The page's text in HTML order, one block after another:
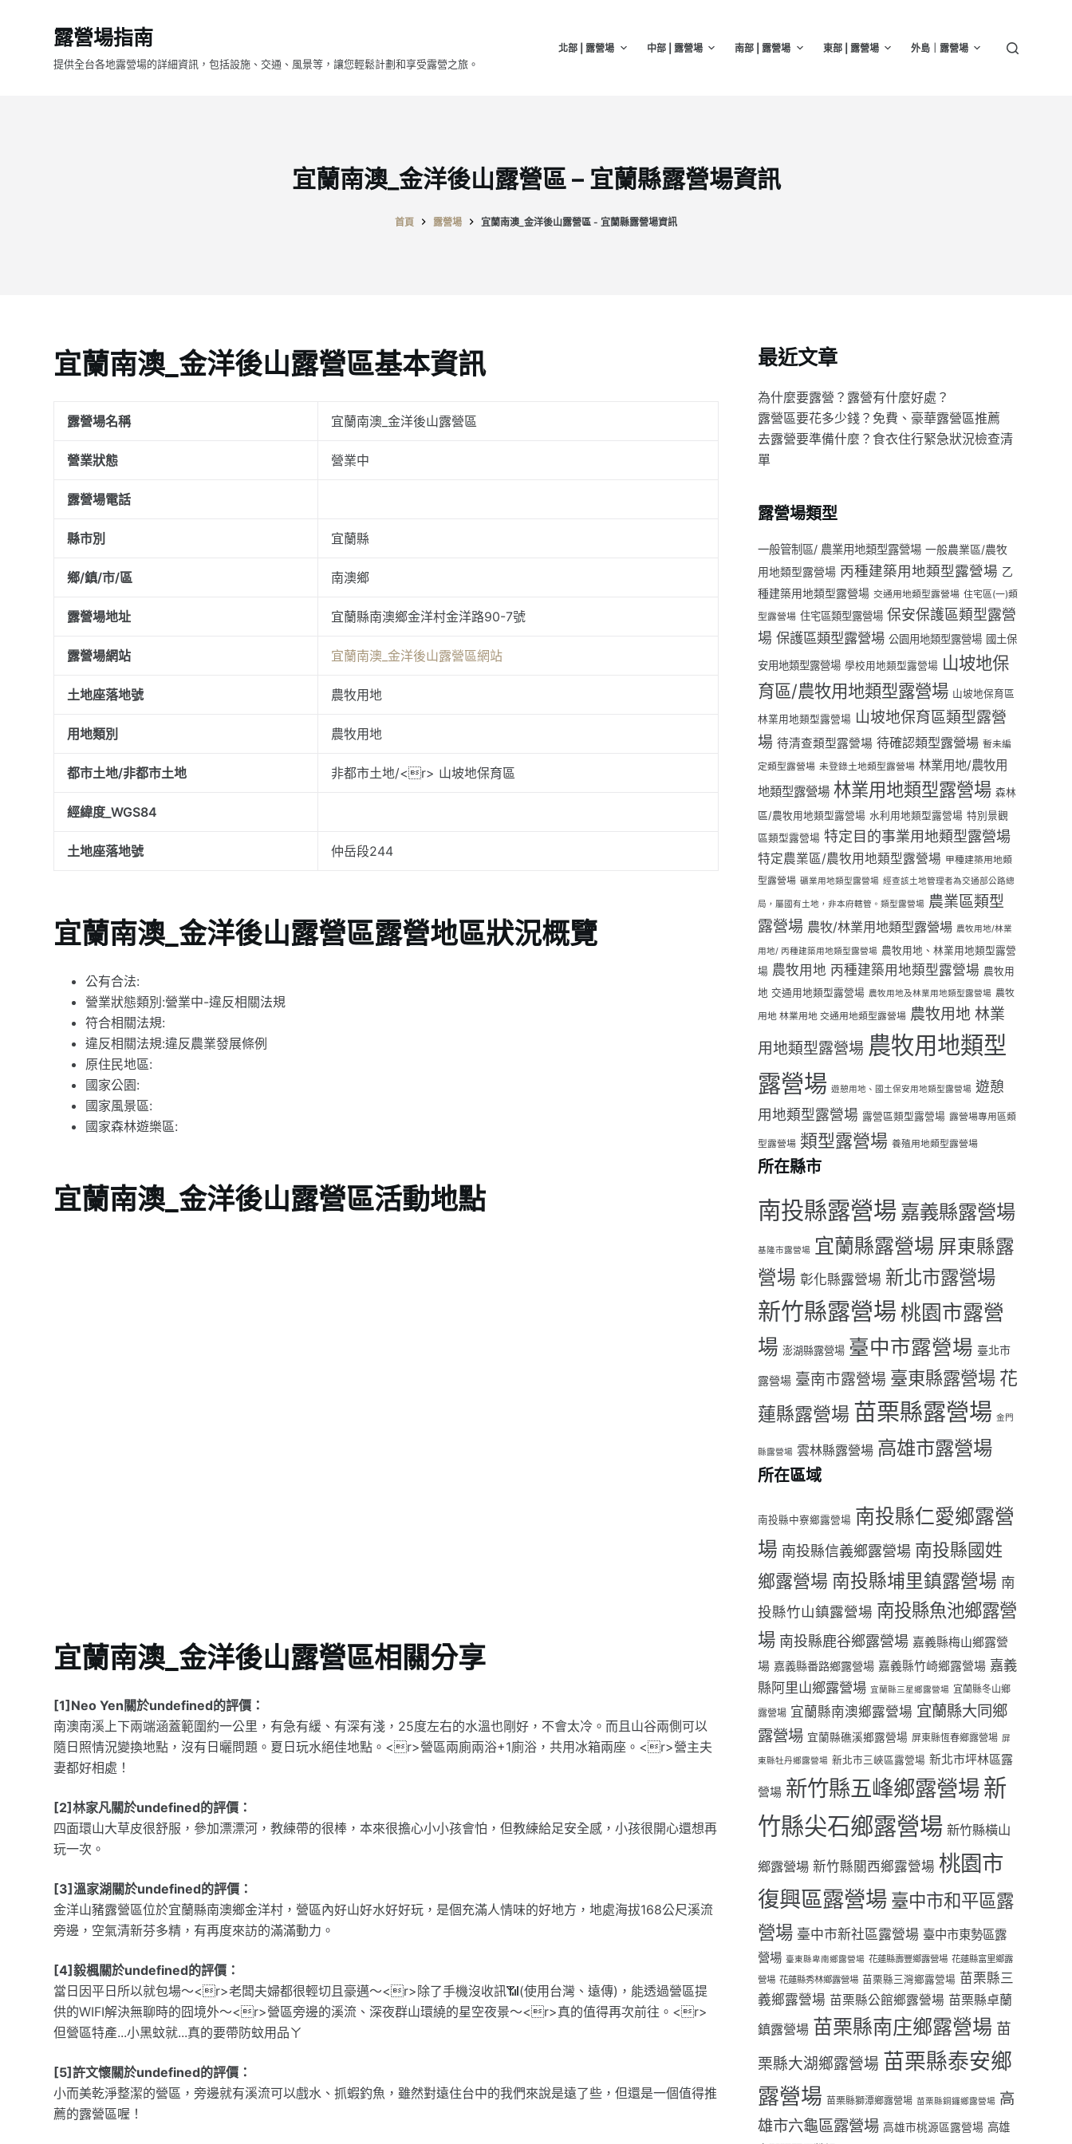
露營場指南
提供全台各地露營場的詳細資訊，包括設施、交通、風景等，讓您輕鬆計劃和享受露營之旅。
北部 | 露營場 中部 | 露營場 南部 | 露營場 東部 | 露營場 外島｜露營場
宜蘭南澳_金洋後山露營區 – 宜蘭縣露營場資訊
首頁 露營場 宜蘭南澳_金洋後山露營區 - 宜蘭縣露營場資訊
宜蘭南澳_金洋後山露營區基本資訊
露營場名稱 宜蘭南澳_金洋後山露營區
營業狀態 營業中
露營場電話
縣市別 宜蘭縣
鄉/鎮/市/區 南澳鄉
露營場地址 宜蘭縣南澳鄉金洋村金洋路90-7號
露營場網站 宜蘭南澳_金洋後山露營區網站
土地座落地號 農牧用地
用地類別 農牧用地
都市土地/非都市土地 非都市土地/<r> 山坡地保育區
經緯度_WGS84
土地座落地號 仲岳段244
宜蘭南澳_金洋後山露營區露營地區狀況概覽
公有合法:
營業狀態類別:營業中-違反相關法規
符合相關法規:
違反相關法規:違反農業發展條例
原住民地區:
國家公園:
國家風景區:
國家森林遊樂區:
宜蘭南澳_金洋後山露營區活動地點
宜蘭南澳_金洋後山露營區相關分享
[1]Neo Yen關於undefined的評價：
南澳南溪上下兩端涵蓋範圍約一公里，有急有緩、有深有淺，25度左右的水溫也剛好，不會太冷。而且山谷兩側可以
隨日照情況變換地點，沒有日曬問題。夏日玩水絕佳地點。<r>營區兩廁兩浴+1廁浴，共用冰箱兩座。<r>營主夫
妻都好相處！
[2]林家凡關於undefined的評價：
四面環山大草皮很舒服，參加漂漂河，教練帶的很棒，本來很擔心小小孩會怕，但教練給足安全感，小孩很開心還想再
玩一次。
[3]溫家湖關於undefined的評價：
金洋山豬露營區位於宜蘭縣南澳鄉金洋村，營區內好山好水好好玩，是個充滿人情味的好地方，地處海拔168公尺溪流
旁邊，空氣清新芬多精，有再度來訪的滿滿動力。
[4]毅楓關於undefined的評價：
當日因平日所以就包場～<r>老闆夫婦都很輕切且豪邁～<r>除了手機沒收訊📶(使用台灣、遠傳)，能透過營區提
供的WIFI解決無聊時的囧境外～<r>營區旁邊的溪流、深夜群山環繞的星空夜景～<r>真的值得再次前往。<r>
但營區特產...小黑蚊就...真的要帶防蚊用品ㄚ
[5]許文懷關於undefined的評價：
小而美乾淨整潔的營區，旁邊就有溪流可以戲水、抓蝦釣魚，雖然對遠住台中的我們來說是遠了些，但還是一個值得推
薦的露營區喔！
最近文章
為什麼要露營？露營有什麼好處？
露營區要花多少錢？免費、豪華露營區推薦
去露營要準備什麼？食衣住行緊急狀況檢查清
單
露營場類型
一般管制區/ 農業用地類型露營場 一般農業區/農牧
用地類型露營場 丙種建築用地類型露營場 乙
種建築用地類型露營場 交通用地類型露營場 住宅區(一)類
型露營場 住宅區類型露營場 保安保護區類型露營
場 保護區類型露營場 公園用地類型露營場 國土保
安用地類型露營場 學校用地類型露營場 山坡地保
育區/農牧用地類型露營場 山坡地保育區
林業用地類型露營場 山坡地保育區類型露營
場 待清查類型露營場 待確認類型露營場 暫未編
定類型露營場 未登錄土地類型露營場 林業用地/農牧用
地類型露營場 林業用地類型露營場 森林
區/農牧用地類型露營場 水利用地類型露營場 特別景觀
區類型露營場 特定目的事業用地類型露營場
特定農業區/農牧用地類型露營場 甲種建築用地類
型露營場 礦業用地類型露營場 經查該土地管理者為交通部公路總
局，屬國有土地，非本府轄管。類型露營場 農業區類型
露營場 農牧/林業用地類型露營場 農牧用地/林業
用地/ 丙種建築用地類型露營場 農牧用地、林業用地類型露營
場 農牧用地 丙種建築用地類型露營場 農牧用
地 交通用地類型露營場 農牧用地及林業用地類型露營場 農牧
用地 林業用地 交通用地類型露營場 農牧用地 林業
用地類型露營場 農牧用地類型
露營場 遊憩用地、國土保安用地類型露營場 遊憩
用地類型露營場 露營區類型露營場 露營場專用區類
型露營場 類型露營場 養殖用地類型露營場
所在縣市
南投縣露營場 嘉義縣露營場
基隆市露營場 宜蘭縣露營場 屏東縣露
營場 彰化縣露營場 新北市露營場
新竹縣露營場 桃園市露營
場 澎湖縣露營場 臺中市露營場 臺北市
露營場 臺南市露營場 臺東縣露營場 花
蓮縣露營場 苗栗縣露營場 金門
縣露營場 雲林縣露營場 高雄市露營場
所在區域
南投縣中寮鄉露營場 南投縣仁愛鄉露營
場 南投縣信義鄉露營場 南投縣國姓
鄉露營場 南投縣埔里鎮露營場 南
投縣竹山鎮露營場 南投縣魚池鄉露營
場 南投縣鹿谷鄉露營場 嘉義縣梅山鄉露營
場 嘉義縣番路鄉露營場 嘉義縣竹崎鄉露營場 嘉義
縣阿里山鄉露營場 宜蘭縣三星鄉露營場 宜蘭縣冬山鄉
露營場 宜蘭縣南澳鄉露營場 宜蘭縣大同鄉
露營場 宜蘭縣礁溪鄉露營場 屏東縣恆春鄉露營場 屏
東縣牡丹鄉露營場 新北市三峽區露營場 新北市坪林區露
營場 新竹縣五峰鄉露營場新
竹縣尖石鄉露營場 新竹縣橫山
鄉露營場 新竹縣關西鄉露營場 桃園市
復興區露營場 臺中市和平區露
營場 臺中市新社區露營場 臺中市東勢區露
營場 臺東縣卑南鄉露營場 花蓮縣壽豐鄉露營場 花蓮縣富里鄉露
營場 花蓮縣秀林鄉露營場 苗栗縣三灣鄉露營場 苗栗縣三
義鄉露營場 苗栗縣公館鄉露營場 苗栗縣卓蘭
鎮露營場 苗栗縣南庄鄉露營場 苗
栗縣大湖鄉露營場 苗栗縣泰安鄉
露營場 苗栗縣獅潭鄉露營場 苗栗縣銅鑼鄉露營場 高
雄市六龜區露營場 高雄市桃源區露營場 高雄